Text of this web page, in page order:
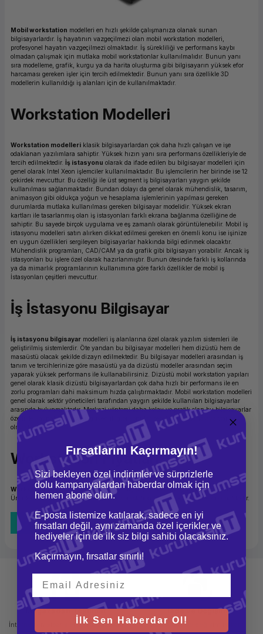
Mobil workstation modelleri en hızlı şekilde çalışmanıza olanak sunan
bilgisayarlardır. İş hayatının vazgeçilmezi olan mobil workstation modelleri,
profesyonel hayatın vazgeçilmezi olmaktadır. İş sürekliliği ve performans kaybı
olmadan çalışmak için mutlaka mobil workstationlar kullanılmalıdır. Bunun yanı
sıra modelleme, grafik, kurgu ya da harita oluşturma gibi bilgisayarın yüksek efor
harcaması gereken işler için tercih edilmektedir. Bunun yanı sıra özellikle 3D
modellerin kullanıldığı iş alanları için de kullanılmaktadır.
Workstation Modelleri
Workstation modelleri klasik bilgisayarlardan çok daha hızlı çalışan ve işe
odaklanan yazılımlara sahiptir. Yüksek hızın yanı sıra performans özellikleriyle de
tercih edilmektedir. İş istasyonu olarak da ifade edilen bu bilgisayar modelleri için
genel olarak Intel Xeon işlemciler kullanılmaktadır. Bu işlemcilerin her birinde ise 12
çekirdek mevcuttur. Bu özelliği ile üst segment iş bilgisayarları yaygın şekilde
kullanılması sağlanmaktadır. Bundan dolayı da genel olarak mühendislik, tasarım,
animasyon gibi oldukça yoğun ve hesaplama işlemlerinin yapılması gereken
durumlarda mutlaka kullanılması gereken bilgisayar modelidir. Yüksek ekran
kartları ile tasarlanmış olan iş istasyonları farklı ekrana bağlanma özelliğine de
sahiptir. Bu sayede birçok uygulama ve eş zamanlı olarak görüntülenebilir. Mobil iş
istasyonu modelleri satın alırken dikkat edilmesi gereken en önemli konu ise işinize
en uygun özellikleri sergileyen bilgisayarlar hakkında bilgi edinmek olacaktır.
Mühendislik programları, CAD/CAM ya da grafik gibi bilgisayarı yorabilir. Ancak iş
istasyonları bu işlere özel olarak hazırlanmıştır. Bunun ötesinde farklı iş kollarında
ya da mimarlık programlarının kullanımına göre farklı özellikler de mobil iş
İstasyonları çeşitleri mevcuttur.
İş İstasyonu Bilgisayar
İş istasyonu bilgisayar modelleri iş alanlarına özel olarak yazılım sistemleri ile
geliştirilmiş sistemlerdir. Öte yandan bu bilgisayar modelleri hem dizüstü hem de
masaüstü olacak şekilde dizayn edilmektedir. Bu bilgisayar modelleri arasından iş
tanım ve tercihlerinize göre masaüstü ya da dizüstü modeller arasından seçim
yaparak yüksek performans ile kullanabilirsiniz. Dizüstü mobil workstation yapıları
genel olarak klasik dizüstü bilgisayarlardan çok daha hızlı bir performans ile en
zorlu programları dahi maksimum hızda çalıştırmaktadır. Mobil workstation modelleri
genel olarak sektör yöneticileri tarafından yaygın şekilde kullanılan bilgisayarlar
arasında bulunmaktadır. Merkezi yöntemi daha kolay ve pratik olan bu bilgisayarlar
özellikle kaynak paylaşımı, güvenlik gibi konular sebebiyle de daha avantajlı
olmaktadır.
Workstation Fiyatları
Workstation fiyatlarısatın alacağınız bilgisayar modeline göre değişmektedir.
Ürünlerin içeriği ve yazılım özellikleri workstation fiyatları için belirleyici olmaktadır.
Tüm Bloglar
Mağazadan Teslimat
İnternetten sipariş et ve mağazadan
İade ve Değişim
Kolay iade ve değişim imkanı
Fırsatlarını Kaçırmayın!
Sizi bekleyen özel indirimler ve sürprizlerle
dolu kampanyalardan haberdar olmak için
hemen abone olun.
E-posta listemize katılarak, sadece en iyi
fırsatları değil, aynı zamanda özel içerikler ve
hediyeler için de ilk siz bilgi sahibi olacaksınız.
Kaçırmayın, fırsatlar sınırlı!
İlk Sen Haberdar Ol!